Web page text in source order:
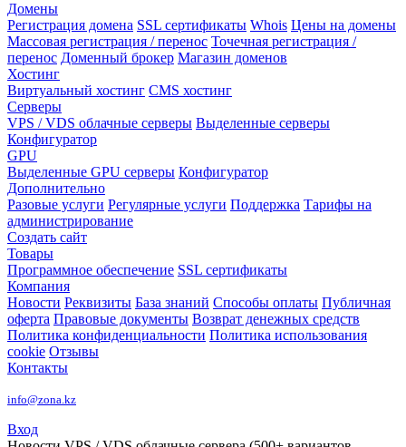
Домены
Регистрация домена SSL сертификаты Whois Цены на домены
Массовая регистрация / перенос Точечная регистрация /
перенос Доменный брокер Магазин доменов
Хостинг
Виртуальный хостинг CMS хостинг
Серверы
VPS / VDS облачные серверы Выделенные серверы
Конфигуратор
GPU
Выделенные GPU серверы Конфигуратор
Дополнительно
Разовые услуги Регулярные услуги Поддержка Тарифы на
администрирование
Создать сайт
Товары
Программное обеспечение SSL сертификаты
Компания
Новости Реквизиты База знаний Способы оплаты Публичная
оферта Правовые документы Возврат денежных средств
Политика конфиденциальности Политика использования
cookie Отзывы
Контакты
info@zona.kz
Вход